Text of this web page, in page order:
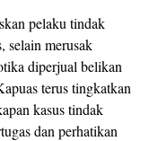
pelaku tindak
selain merusak
diperjual belikan
terus tingkatkan
kasus tindak
dan perhatikan